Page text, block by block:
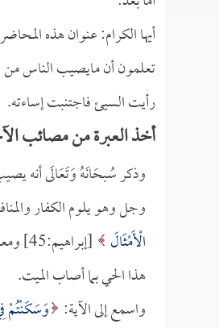
أيها الكرام: عنوان هذه
تعلمون أن مايصيب الناس من
رأيت السيئ فاجتنبت إساءته.
أخذ العبرة من مصائب
وذكر سُبحَانَهُ وَتَعَالَى أنه
وجل وهو يلوم الكفار
الْأَمْثَالَ
هذا الحي بما أصاب الميت.
واسمع إلى الآية: وَسَكَنْتُمْ